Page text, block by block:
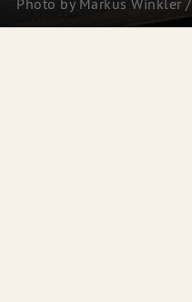
Photo by Markus Winkler /